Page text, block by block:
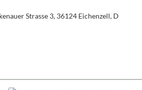
Strasse 3, 36124 Eichenzell, D